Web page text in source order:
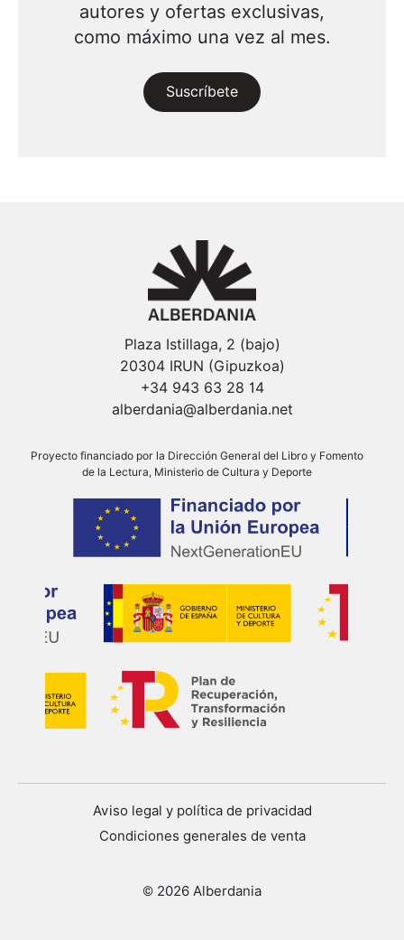
autores y ofertas exclusivas,
como máximo una vez al mes.
Suscríbete
Plaza Istillaga, 2 (bajo)
20304 IRUN (Gipuzkoa)
+34 943 63 28 14
alberdania@alberdania.net
Proyecto financiado por la Dirección General del Libro y Fomento
de la Lectura, Ministerio de Cultura y Deporte
© 2026 Alberdania
Aviso legal y política de privacidad
Condiciones generales de venta